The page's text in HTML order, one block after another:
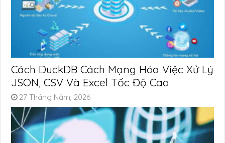
Cách DuckDB Cách Mạng Hóa Việc Xử Lý
JSON, CSV Và Excel Tốc Độ Cao
27 Tháng Năm, 2026